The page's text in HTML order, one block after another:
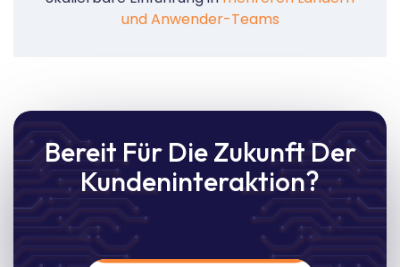
und Anwender-Teams
Bereit Für Die Zukunft Der
Kundeninteraktion?